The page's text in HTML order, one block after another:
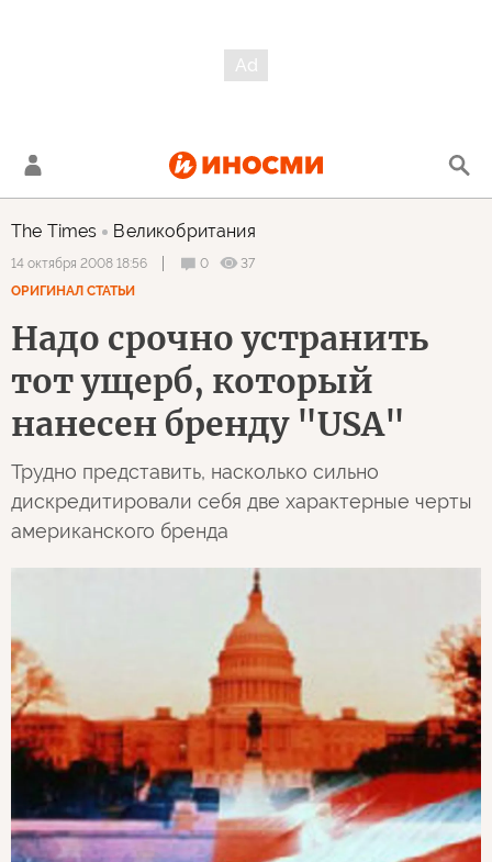
The Times Великобритания
14 октября 2008 18:56 0
37
ОРИГИНАЛ СТАТЬИ
Надо срочно устранить
тот ущерб, который
нанесен бренду "USA"
Трудно представить, насколько сильно
дискредитировали себя две характерные черты
американского бренда